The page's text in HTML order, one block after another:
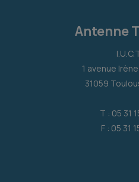
Antenne
1 avenue
31059
T : 05 31
F : 05 31